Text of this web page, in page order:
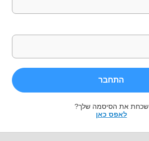
התחבר
שכחת את הסיסמה שלך?
לאפס כאן